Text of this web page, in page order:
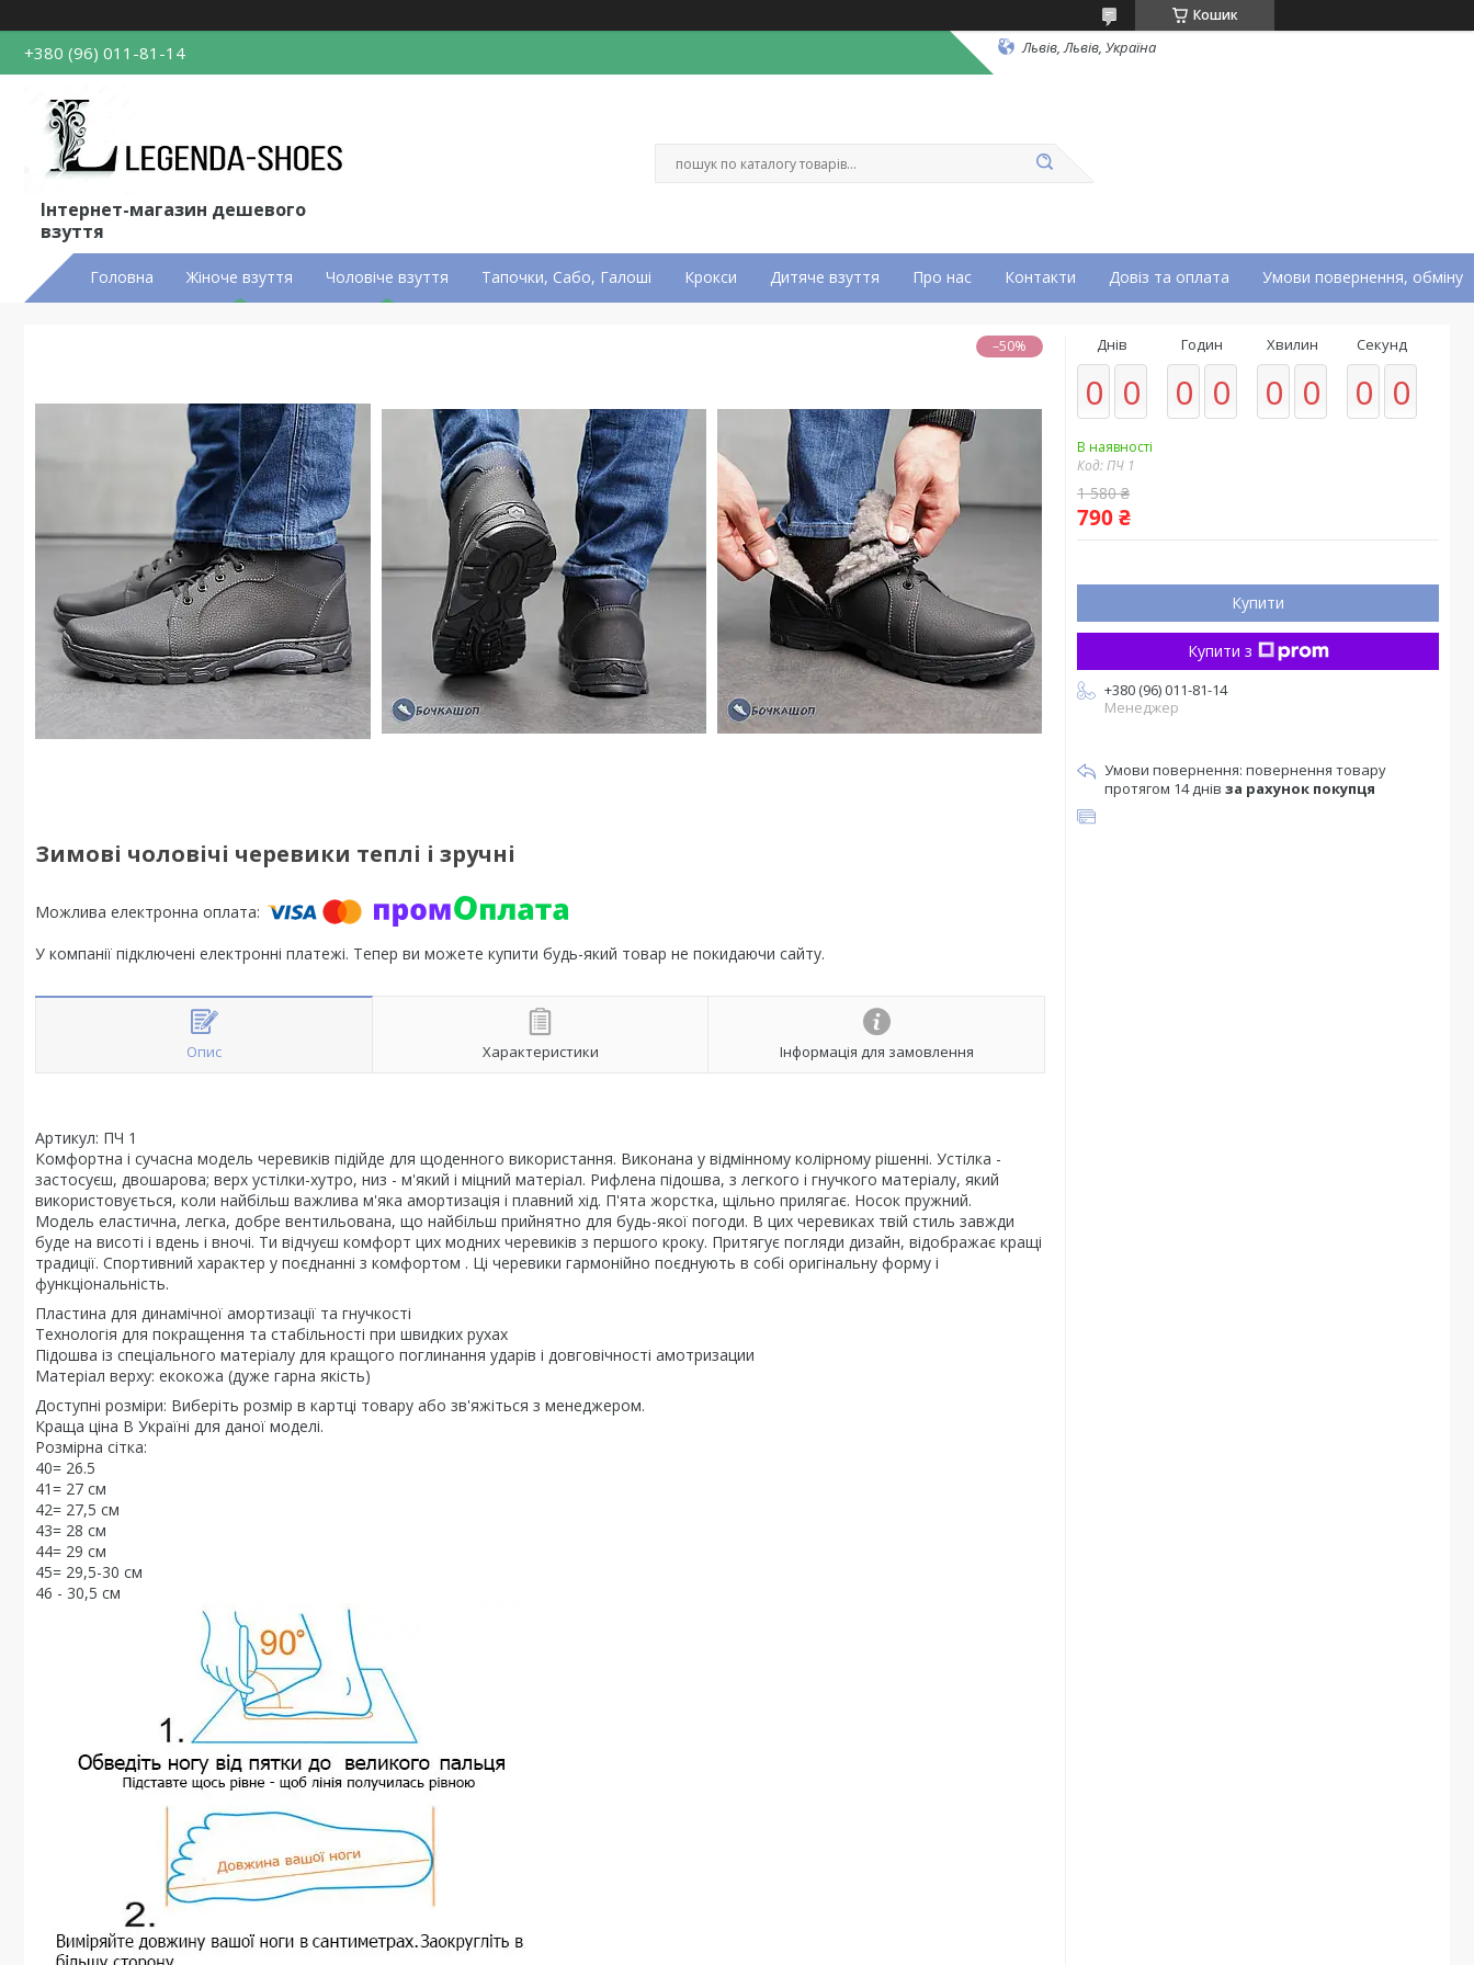
Кошик
+380 (96) 011-81-14 Львів, Львів, Україна
Інтернет-магазин дешевого
взуття
Головна Жіноче взуття Чоловіче взуття Тапочки, Сабо, Галоші Крокси Дитяче взуття Про нас Контакти Довіз та оплата Умови повернення, обміну
–50%
Зимові чоловічі черевики теплі і зручні
У компанії підключені електронні платежі. Тепер ви можете купити будь-який товар не покидаючи сайту.
Опис Характеристики Інформація для замовлення
Артикул: ПЧ 1
Комфортна і сучасна модель черевиків підійде для щоденного використання. Виконана у відмінному колірному рішенні. Устілка -
застосуєш, двошарова; верх устілки-хутро, низ - м'який і міцний матеріал. Рифлена підошва, з легкого і гнучкого матеріалу, який
використовується, коли найбільш важлива м'яка амортизація і плавний хід. П'ята жорстка, щільно прилягає. Носок пружний.
Модель еластична, легка, добре вентильована, що найбільш прийнятно для будь-якої погоди. В цих черевиках твій стиль завжди
буде на висоті і вдень і вночі. Ти відчуєш комфорт цих модних черевиків з першого кроку. Притягує погляди дизайн, відображає кращі
традиції. Спортивний характер у поєднанні з комфортом . Ці черевики гармонійно поєднують в собі оригінальну форму і
функціональність.
Пластина для динамічної амортизації та гнучкості
Технологія для покращення та стабільності при швидких рухах
Підошва із спеціального матеріалу для кращого поглинання ударів і довговічності амотризации
Матеріал верху: екокожа (дуже гарна якість)
Доступні розміри: Виберіть розмір в картці товару або зв'яжіться з менеджером.
Краща ціна В Україні для даної моделі.
Розмірна сітка:
40= 26.5
41= 27 см
42= 27,5 см
43= 28 см
44= 29 см
45= 29,5-30 см
46 - 30,5 см
Днів
0 0
Годин
0 0
Хвилин
0 0
Секунд
0 0
В наявності
Код:ПЧ 1
1 580 ₴
790 ₴
Купити
Купити з
+380 (96) 011-81-14
Менеджер
повернення товару
протягом 14 днів за рахунок покупця